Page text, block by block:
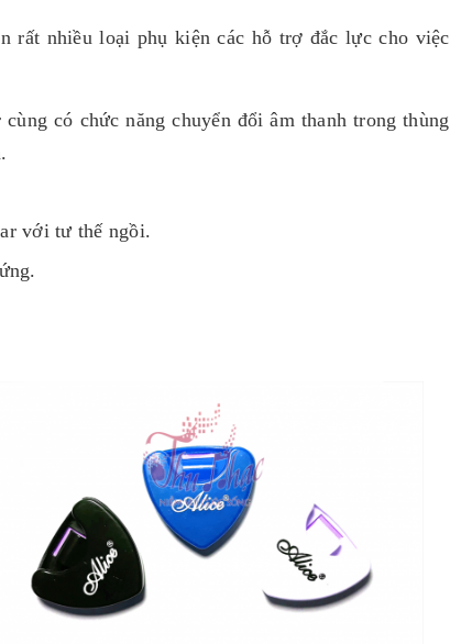
rất nhiều loại phụ kiện các hỗ trợ đắc lực cho việc
có chức năng chuyển đổi âm thanh trong thùng
với tư thế ngồi.